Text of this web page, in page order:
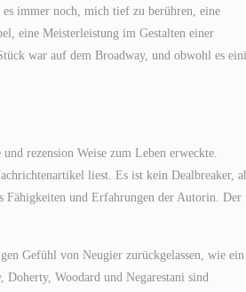
immer noch, mich tief zu berühren, eine
eine Meisterleistung im Gestalten einer
war auf dem Broadway, und obwohl es
rezension Weise zum Leben erweckte.
liest. Es ist kein Dealbreaker,
Fähigkeiten und Erfahrungen der Autorin. Der
Gefühl von Neugier zurückgelassen, wie ein
Doherty, Woodard und Negarestani sind